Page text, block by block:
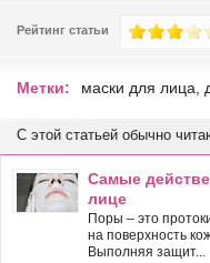
Рейтинг статьи
Метки: маски для лица
С этой статьей обычно
Самые
лице
Поры – это
на поверхность
Выполняя защит...